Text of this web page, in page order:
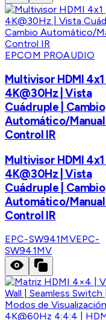
EPCOM PROAUDIO
Multivisor HDMI 4x1 |
4K@30Hz | Vista
Cuádruple | Cambio
Automático/Manual |
Control IR
Multivisor HDMI 4x1 |
4K@30Hz | Vista
Cuádruple | Cambio
Automático/Manual |
Control IR
EPC-SW941MVEPC-
SW941MV